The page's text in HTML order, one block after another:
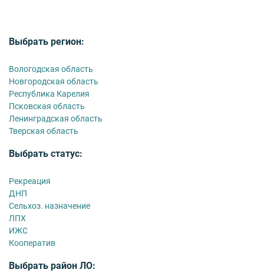
Выбрать регион:
Вологодская область
Новгородская область
Республика Карелия
Псковская область
Ленинградская область
Тверская область
Выбрать статус:
Рекреация
ДНП
Сельхоз. назначение
ЛПХ
ИЖС
Кооператив
Выбрать район ЛО: